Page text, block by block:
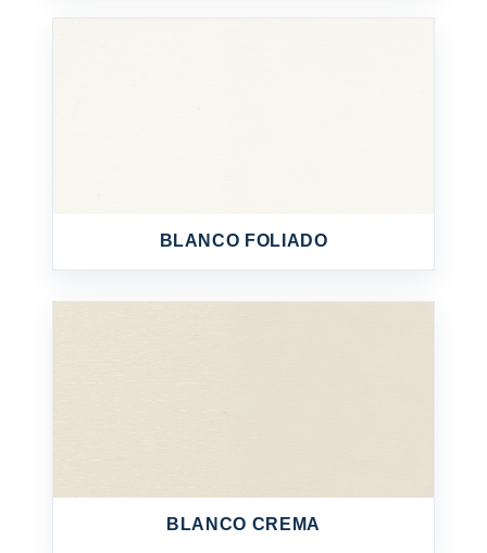
BLANCO FOLIADO
BLANCO CREMA